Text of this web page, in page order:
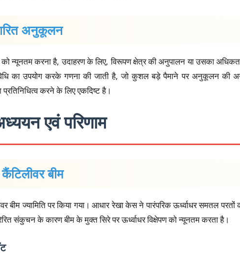
अनुकूलन
न्यूनतम करना है, उदाहरण के लिए, विरूपण क्षेत्र की अनुपालन या उसका
का उपयोग करके गणना की जाती है, जो कुशल बड़े पैमाने पर अनुकूलन की
करने के लिए एकदिष्ट है।
एवं परिणाम
बीम
बीम ज्यामिति पर किया गया। आधार रेखा केस ने पारंपरिक ऊर्ध्वाधर समतल
संकुचन के कारण बीम के मुक्त सिरे पर ऊर्ध्वाधर विक्षेपण को न्यूनतम करता है।